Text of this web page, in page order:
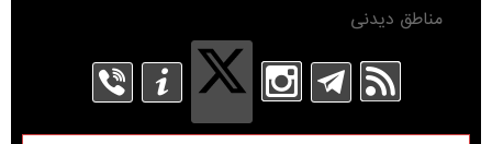
مناطق دیدنی